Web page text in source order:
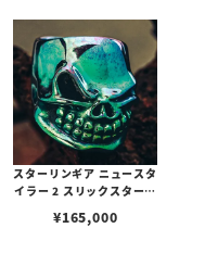
スターリンギア ニュースタ
イラー 2 スリックスターリ
トグリーン）【リングサイ
¥165,000